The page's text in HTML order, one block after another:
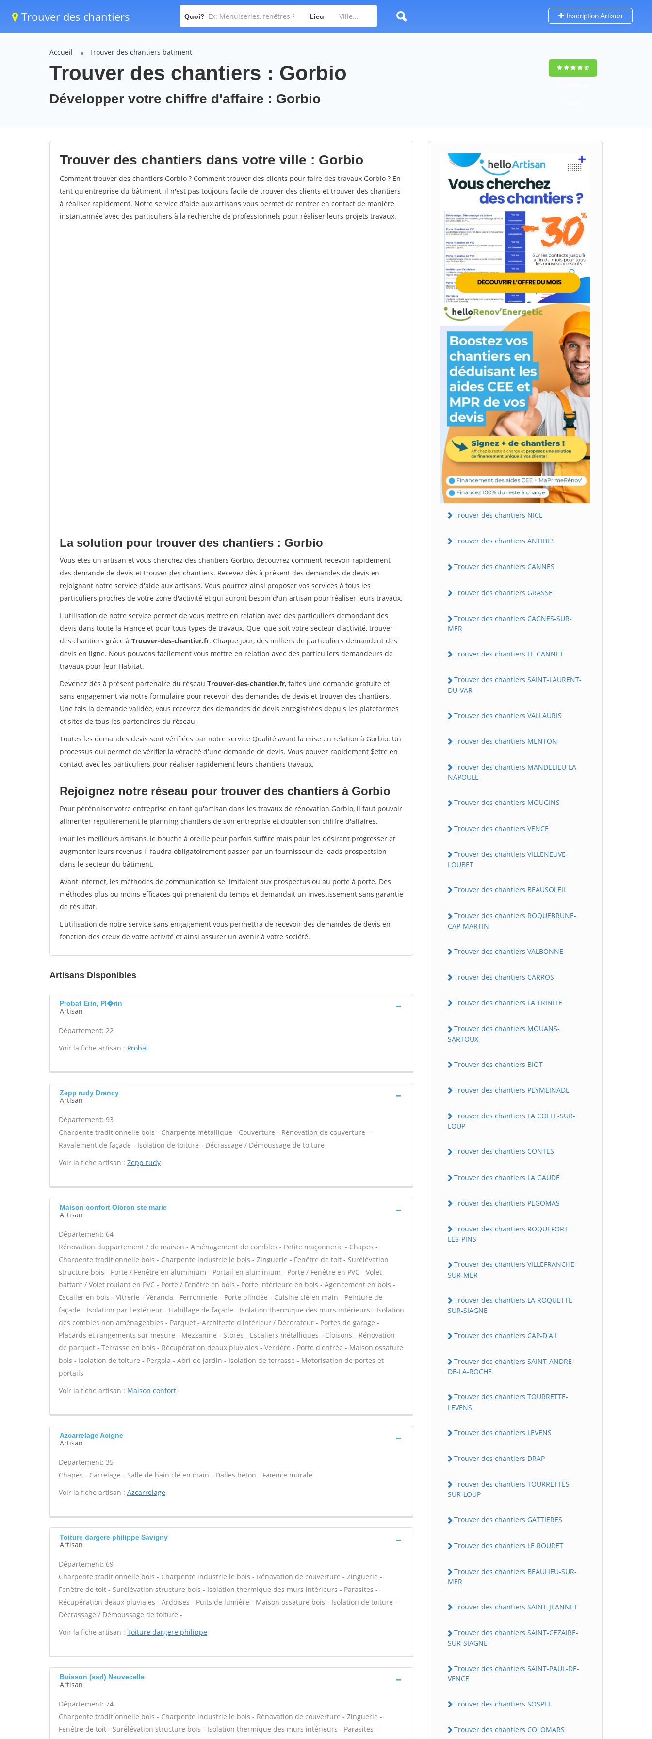
Trouver des chantiers Quoi? Lieu Inscription Artisan
Accueil Trouver des chantiers batiment
Trouver des chantiers : Gorbio
Développer votre chiffre d'affaire : Gorbio
Trouver des chantiers dans votre ville : Gorbio
Comment trouver des chantiers Gorbio ? Comment trouver des clients pour faire des travaux Gorbio ? En
tant qu'entreprise du bâtiment, il n'est pas toujours facile de trouver des clients et trouver des chantiers
à réaliser rapidement. Notre service d'aide aux artisans vous permet de rentrer en contact de manière
instantannée avec des particuliers à la recherche de professionnels pour réaliser leurs projets travaux.
La solution pour trouver des chantiers : Gorbio
Vous êtes un artisan et vous cherchez des chantiers Gorbio, découvrez comment recevoir rapidement
des demande de devis et trouver des chantiers. Recevez dès à présent des demandes de devis en
rejoignant notre service d'aide aux artisans. Vous pourrez ainsi proposer vos services à tous les
particuliers proches de votre zone d'activité et qui auront besoin d'un artisan pour réaliser leurs travaux.
L'utilisation de notre service permet de vous mettre en relation avec des particuliers demandant des
devis dans toute la France et pour tous types de travaux. Quel que soit votre secteur d'activité, trouver
des chantiers grâce à Trouver-des-chantier.fr. Chaque jour, des milliers de particuliers demandent des
devis en ligne. Nous pouvons facilement vous mettre en relation avec des particuliers demandeurs de
travaux pour leur Habitat.
Devenez dès à présent partenaire du réseau Trouver-des-chantier.fr, faites une demande gratuite et
sans engagement via notre formulaire pour recevoir des demandes de devis et trouver des chantiers.
Une fois la demande validée, vous recevrez des demandes de devis enregistrées depuis les plateformes
et sites de tous les partenaires du réseau.
Toutes les demandes devis sont vérifiées par notre service Qualité avant la mise en relation à Gorbio. Un
processus qui permet de vérifier la véracité d'une demande de devis. Vous pouvez rapidement $etre en
contact avec les particuliers pour réaliser rapidement leurs chantiers travaux.
Rejoignez notre réseau pour trouver des chantiers à Gorbio
Pour pérénniser votre entreprise en tant qu'artisan dans les travaux de rénovation Gorbio, il faut pouvoir
alimenter régulièrement le planning chantiers de son entreprise et doubler son chiffre d'affaires.
Pour les meilleurs artisans, le bouche à oreille peut parfois suffire mais pour les désirant progresser et
augmenter leurs revenus il faudra obligatoirement passer par un fournisseur de leads prospectsion
dans le secteur du bâtiment.
Avant internet, les méthodes de communication se limitaient aux prospectus ou au porte à porte. Des
méthodes plus ou moins efficaces qui prenaient du temps et demandait un investissement sans garantie
de résultat.
L'utilisation de notre service sans engagement vous permettra de recevoir des demandes de devis en
fonction des creux de votre activité et ainsi assurer un avenir à votre société.
Artisans Disponibles
Probat Erin, Pl�rin
Artisan
Département: 22
Voir la fiche artisan : Probat
Zepp rudy Drancy
Artisan
Département: 93
Charpente traditionnelle bois - Charpente métallique - Couverture - Rénovation de couverture -
Ravalement de façade - Isolation de toiture - Décrassage / Démoussage de toiture -
Voir la fiche artisan : Zepp rudy
Maison confort Oloron ste marie
Artisan
Département: 64
Rénovation dappartement / de maison - Aménagement de combles - Petite maçonnerie - Chapes -
Charpente traditionnelle bois - Charpente industrielle bois - Zinguerie - Fenêtre de toit - Surélévation
structure bois - Porte / Fenêtre en aluminium - Portail en aluminium - Porte / Fenêtre en PVC - Volet
battant / Volet roulant en PVC - Porte / Fenêtre en bois - Porte intérieure en bois - Agencement en bois -
Escalier en bois - Vitrerie - Véranda - Ferronnerie - Porte blindée - Cuisine clé en main - Peinture de
façade - Isolation par l'extérieur - Habillage de façade - Isolation thermique des murs intérieurs - Isolation
des combles non aménageables - Parquet - Architecte d'intérieur / Décorateur - Portes de garage -
Placards et rangements sur mesure - Mezzanine - Stores - Escaliers métalliques - Cloisons - Rénovation
de parquet - Terrasse en bois - Récupération deaux pluviales - Verrière - Porte d'entrée - Maison ossature
bois - Isolation de toiture - Pergola - Abri de jardin - Isolation de terrasse - Motorisation de portes et
portails -
Voir la fiche artisan : Maison confort
Azcarrelage Acigne
Artisan
Département: 35
Chapes - Carrelage - Salle de bain clé en main - Dalles béton - Faïence murale -
Voir la fiche artisan : Azcarrelage
Toiture dargere philippe Savigny
Artisan
Département: 69
Charpente traditionnelle bois - Charpente industrielle bois - Rénovation de couverture - Zinguerie -
Fenêtre de toit - Surélévation structure bois - Isolation thermique des murs intérieurs - Parasites -
Récupération deaux pluviales - Ardoises - Puits de lumière - Maison ossature bois - Isolation de toiture -
Décrassage / Démoussage de toiture -
Voir la fiche artisan : Toiture dargere philippe
Buisson (sarl) Neuvecelle
Artisan
Département: 74
Charpente traditionnelle bois - Charpente industrielle bois - Rénovation de couverture - Zinguerie -
Fenêtre de toit - Surélévation structure bois - Isolation thermique des murs intérieurs - Parasites -
Trouver des chantiers NICE
Trouver des chantiers ANTIBES
Trouver des chantiers CANNES
Trouver des chantiers GRASSE
Trouver des chantiers CAGNES-SUR-
MER
Trouver des chantiers LE CANNET
Trouver des chantiers SAINT-LAURENT-
DU-VAR
Trouver des chantiers VALLAURIS
Trouver des chantiers MENTON
Trouver des chantiers MANDELIEU-LA-
NAPOULE
Trouver des chantiers MOUGINS
Trouver des chantiers VENCE
Trouver des chantiers VILLENEUVE-
LOUBET
Trouver des chantiers BEAUSOLEIL
Trouver des chantiers ROQUEBRUNE-
CAP-MARTIN
Trouver des chantiers VALBONNE
Trouver des chantiers CARROS
Trouver des chantiers LA TRINITE
Trouver des chantiers MOUANS-
SARTOUX
Trouver des chantiers BIOT
Trouver des chantiers PEYMEINADE
Trouver des chantiers LA COLLE-SUR-
LOUP
Trouver des chantiers CONTES
Trouver des chantiers LA GAUDE
Trouver des chantiers PEGOMAS
Trouver des chantiers ROQUEFORT-
LES-PINS
Trouver des chantiers VILLEFRANCHE-
SUR-MER
Trouver des chantiers LA ROQUETTE-
SUR-SIAGNE
Trouver des chantiers CAP-D'AIL
Trouver des chantiers SAINT-ANDRE-
DE-LA-ROCHE
Trouver des chantiers TOURRETTE-
LEVENS
Trouver des chantiers LEVENS
Trouver des chantiers DRAP
Trouver des chantiers TOURRETTES-
SUR-LOUP
Trouver des chantiers GATTIERES
Trouver des chantiers LE ROURET
Trouver des chantiers BEAULIEU-SUR-
MER
Trouver des chantiers SAINT-JEANNET
Trouver des chantiers SAINT-CEZAIRE-
SUR-SIAGNE
Trouver des chantiers SAINT-PAUL-DE-
VENCE
Trouver des chantiers SOSPEL
Trouver des chantiers COLOMARS